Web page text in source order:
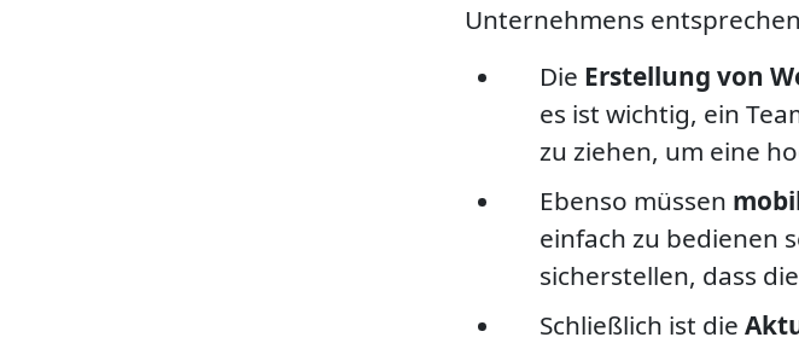
Unternehmens
Die Erstellung von
es ist wichtig, ein
zu ziehen, um eine
Ebenso müssen
einfach zu bedienen
sicherstellen, dass
Schließlich ist die